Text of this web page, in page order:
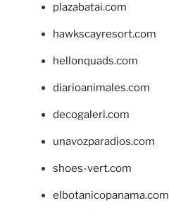
plazabatai.com
hawkscayresort.com
hellonquads.com
diarioanimales.com
decogaleri.com
unavozparadios.com
shoes-vert.com
elbotanicopanama.com